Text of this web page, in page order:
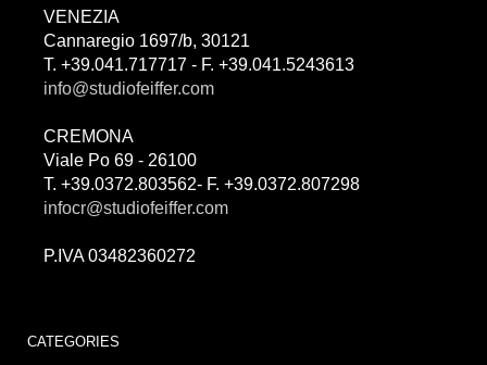
VENEZIA
Cannaregio 1697/b, 30121
T. +39.041.717717 - F. +39.041.5243613
info@studiofeiffer.com
CREMONA
Viale Po 69 - 26100
T. +39.0372.803562- F. +39.0372.807298
infocr@studiofeiffer.com
P.IVA 03482360272
CATEGORIES